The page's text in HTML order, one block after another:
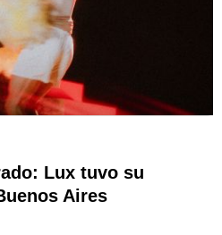
Lux tuvo su
Aires